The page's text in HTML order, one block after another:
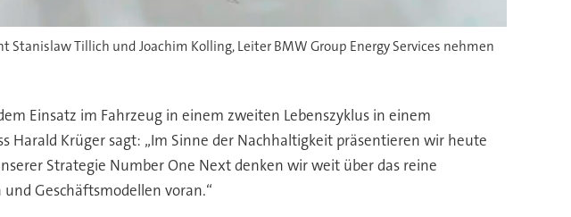
Tillich und Joachim Kolling, Leiter BMW Group Energy Services nehmen
Einsatz im Fahrzeug in einem zweiten Lebenszyklus in einem
Krüger sagt: „Im Sinne der Nachhaltigkeit präsentieren wir heute
Strategie Number One Next denken wir weit über das reine
Geschäftsmodellen voran.“